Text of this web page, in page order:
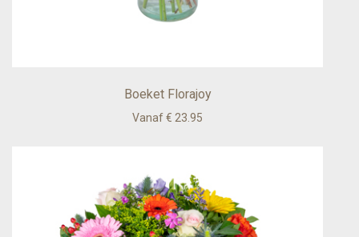
Boeket Florajoy
Vanaf € 23.95